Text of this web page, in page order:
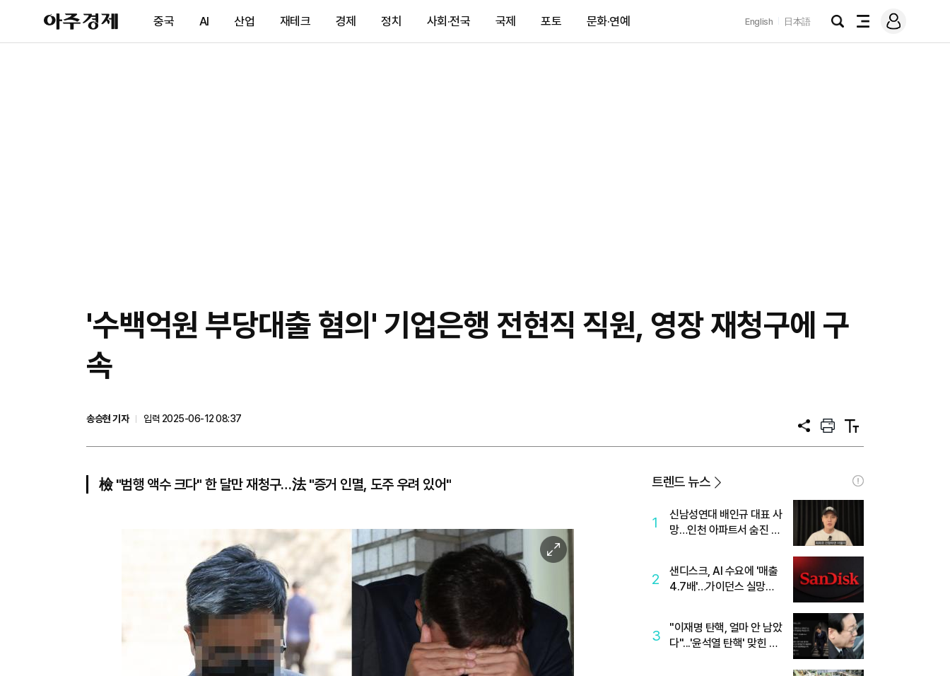
아
주
제
중국 AI 산업 재테크 경제 정치 사회·전국 국제 포토 문화·연예 English 日本語
검
전
메
그
'수백억원 부당대출 혐의' 기업은행 전현직 직원, 영장 재청구에 구
속
송승현 기자
입력 2025-06-12 08:37
공
프
트
텍
트
檢 "범행 액수 크다" 한 달만 재청구…法 "증거 인멸, 도주 우려 있어"
이
미
확
트렌드 뉴스
1
신남성연대 배인규 대표 사
망…인천 아파트서 숨진 채
2
샌디스크, AI 수요에 '매출
4.7배'…가이던스 실망에
3
"이재명 탄핵, 얼마 안 남았
다"...'윤석열 탄핵' 맞힌 무